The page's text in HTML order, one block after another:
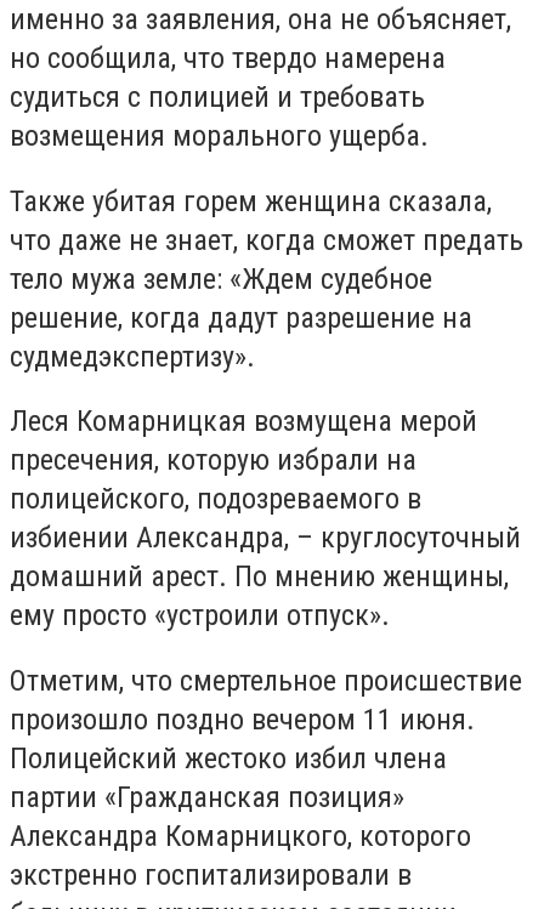
именно за заявления, она не объясняет,
но сообщила, что твердо намерена
судиться с полицией и требовать
возмещения морального ущерба.
Также убитая горем женщина сказала,
что даже не знает, когда сможет предать
тело мужа земле: «Ждем судебное
решение, когда дадут разрешение на
судмедэкспертизу».
Леся Комарницкая возмущена мерой
пресечения, которую избрали на
полицейского, подозреваемого в
избиении Александра, – круглосуточный
домашний арест. По мнению женщины,
ему просто «устроили отпуск».
Отметим, что смертельное происшествие
произошло поздно вечером 11 июня.
Полицейский жестоко избил члена
партии «Гражданская позиция»
Александра Комарницкого, которого
экстренно госпитализировали в